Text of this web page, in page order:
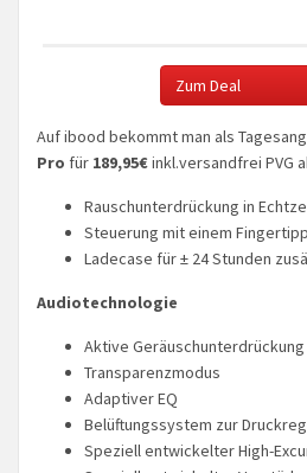
Zum Deal
Auf ibood bekommt man als
Pro für 189,95€inkl.versandfrei PVG
Rauschunterdrückung in
Steuerung mit einem
Ladecase für ± 24 Stunden
Audiotechnologie
Aktive Geräuschunterdrückung
Transparenzmodus
Adaptiver EQ
Belüftungssystem zur
Speziell entwickelter High-